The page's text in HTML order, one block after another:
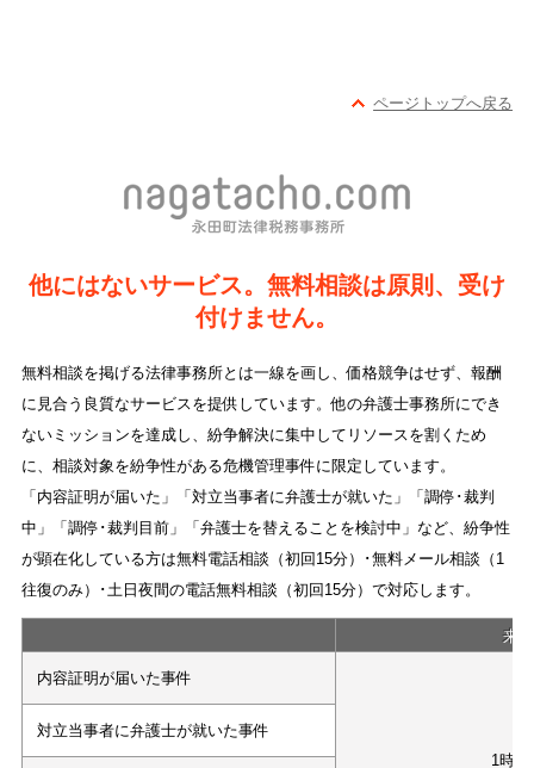
ページトップへ戻る
他にはないサービス。無料相談は原則、受け
付けません。
無料相談を掲げる法律事務所とは一線を画し、価格競争はせず、報酬
に見合う良質なサービスを提供しています。他の弁護士事務所にでき
ないミッションを達成し、紛争解決に集中してリソースを割くため
に、相談対象を紛争性がある危機管理事件に限定しています。
「内容証明が届いた」「対立当事者に弁護士が就いた」「調停･裁判
中」「調停･裁判目前」「弁護士を替えることを検討中」など、紛争性
が顕在化している方は無料電話相談（初回15分）･無料メール相談（1
往復のみ）･土日夜間の電話無料相談（初回15分）で対応します。
来所
内容証明が届いた事件
1時間
対立当事者に弁護士が就いた事件